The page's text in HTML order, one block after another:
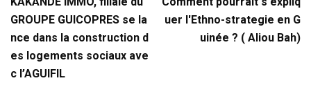
GROUPE GUICOPRES se la
nce dans la construction d
es logements sociaux ave
c l’AGUIFIL
uer l'Ethno-strategie en G
uinée ? ( Aliou Bah)